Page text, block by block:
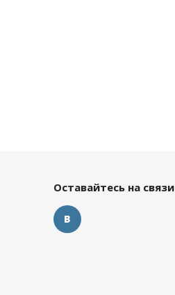
Оставайтесь на связи